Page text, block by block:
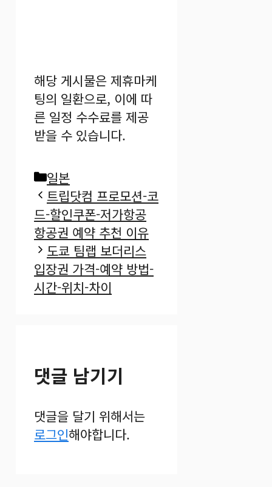
해당 게시물은 제휴마케
팅의 일환으로, 이에 따
른 일정 수수료를 제공
받을 수 있습니다.
카
테
고
리
일본
트립닷컴 프로모션-코
드-할인쿠폰-저가항공
항공권 예약 추천 이유
도쿄 팀랩 보더리스
입장권 가격-예약 방법-
시간-위치-차이
댓글 남기기
댓글을 달기 위해서는
로그인해야합니다.